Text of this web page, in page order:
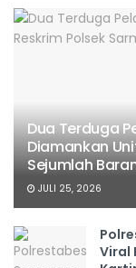
Dua Terduga
Diamankan
Sejumlah
JULI 25, 2026
Viral